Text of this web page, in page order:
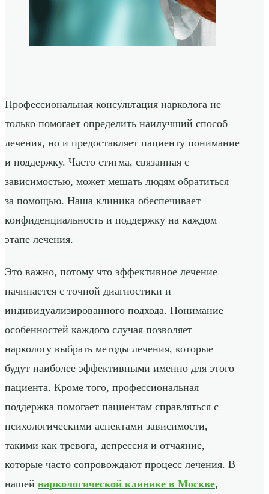
Профессиональная консультация нарколога не
только помогает определить наилучший способ
лечения, но и предоставляет пациенту понимание
и поддержку. Часто стигма, связанная с
зависимостью, может мешать людям обратиться
за помощью. Наша клиника обеспечивает
конфиденциальность и поддержку на каждом
этапе лечения.
Это важно, потому что эффективное лечение
начинается с точной диагностики и
индивидуализированного подхода. Понимание
особенностей каждого случая позволяет
наркологу выбрать методы лечения, которые
будут наиболее эффективными именно для этого
пациента. Кроме того, профессиональная
поддержка помогает пациентам справляться с
психологическими аспектами зависимости,
такими как тревога, депрессия и отчаяние,
которые часто сопровождают процесс лечения. В
нашей наркологической клинике в Москве,